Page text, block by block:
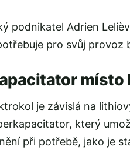
podnikatel Adrien
pro svůj provoz
místo
je závislá na
který
při potřebě, jako je